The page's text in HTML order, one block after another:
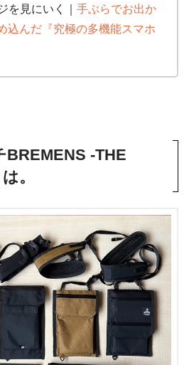
を見にいく｜ 手ぶらでお出か
込んだ『究極の多機能スマホ
BREMENS -THE
。